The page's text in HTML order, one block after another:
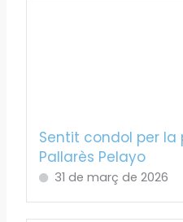
Sentit condol per la
Pallarès Pelayo
31 de març de 2026